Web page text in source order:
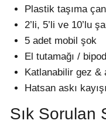
Plastik taşıma
2’li, 5’li ve 10’lu
5 adet mobil şok
El tutamağı /
Katlanabilir gez &
Hatsan askı kayışı
Sık Sorulan